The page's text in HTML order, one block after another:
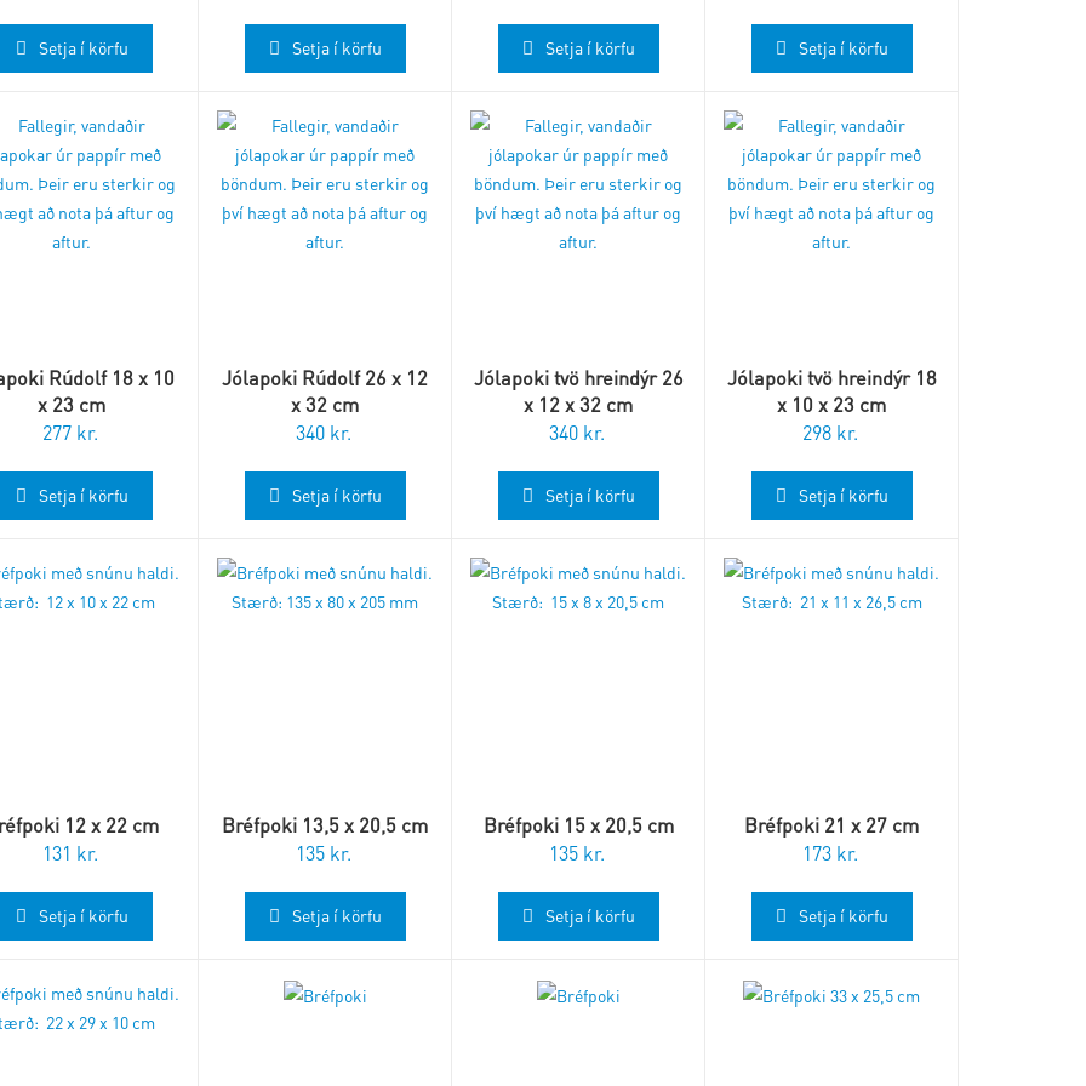
Setja í körfu Setja í körfu Setja í körfu Setja í körfu
Rúdolf 18 x 10
x 23 cm
277 kr.
Setja í körfu
Jólapoki Rúdolf 26 x 12
x 32 cm
340 kr.
Setja í körfu
Jólapoki tvö hreindýr 26
x 12 x 32 cm
340 kr.
Setja í körfu
Jólapoki tvö hreindýr 18
x 10 x 23 cm
298 kr.
Setja í körfu
12 x 22 cm
131 kr.
Setja í körfu
Bréfpoki 13,5 x 20,5 cm
135 kr.
Setja í körfu
Bréfpoki 15 x 20,5 cm
135 kr.
Setja í körfu
Bréfpoki 21 x 27 cm
173 kr.
Setja í körfu